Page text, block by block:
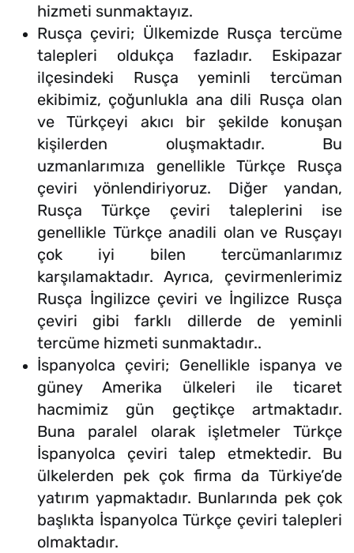
hizmeti sunmaktayız.
Rusça çeviri; Ülkemizde Rusça tercüme
talepleri oldukça fazladır. Eskipazar
ilçesindeki Rusça yeminli tercüman
ekibimiz, çoğunlukla ana dili Rusça olan
ve Türkçeyi akıcı bir şekilde konuşan
kişilerden oluşmaktadır. Bu
uzmanlarımıza genellikle Türkçe Rusça
çeviri yönlendiriyoruz. Diğer yandan,
Rusça Türkçe çeviri taleplerini ise
genellikle Türkçe anadili olan ve Rusçayı
çok iyi bilen tercümanlarımız
karşılamaktadır. Ayrıca, çevirmenlerimiz
Rusça İngilizce çeviri ve İngilizce Rusça
çeviri gibi farklı dillerde de yeminli
tercüme hizmeti sunmaktadır..
İspanyolca çeviri; Genellikle ispanya ve
güney Amerika ülkeleri ile ticaret
hacmimiz gün geçtikçe artmaktadır.
Buna paralel olarak işletmeler Türkçe
İspanyolca çeviri talep etmektedir. Bu
ülkelerden pek çok firma da Türkiye’de
yatırım yapmaktadır. Bunlarında pek çok
başlıkta İspanyolca Türkçe çeviri talepleri
olmaktadır.